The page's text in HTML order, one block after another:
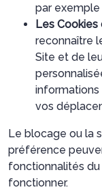
par exemple
Les
reconnaître
Site et de
vos
Le blocage ou la
préférence
fonctionnalités du
fonctionner.